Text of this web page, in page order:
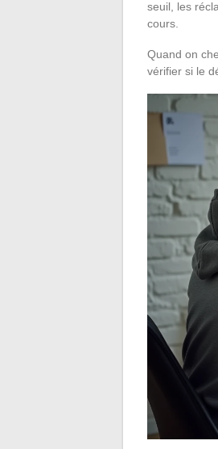
seuil, les
cours.
Quand on
vérifier si le